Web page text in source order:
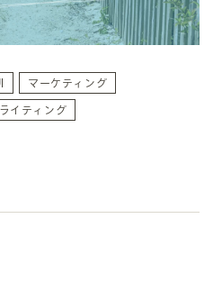
マーケティング
イティング